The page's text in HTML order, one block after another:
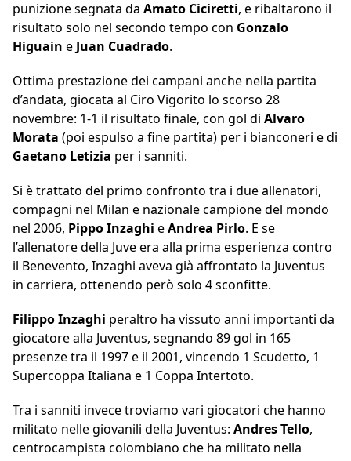
punizione segnata da Amato Ciciretti, e ribaltarono il
risultato solo nel secondo tempo con Gonzalo
Higuain eJuan Cuadrado.
Ottima prestazione dei campani anche nella partita
d’andata, giocata al Ciro Vigorito lo scorso 28
novembre: 1-1 il risultato finale, con gol di Alvaro
Morata (poi espulso a fine partita) per i bianconeri e di
Gaetano Letizia per i sanniti.
Si è trattato del primo confronto tra i due allenatori,
compagni nel Milan e nazionale campione del mondo
nel 2006, Pippo Inzaghi eAndrea Pirlo. E se
l’allenatore della Juve era alla prima esperienza contro
il Benevento, Inzaghi aveva già affrontato la Juventus
in carriera, ottenendo però solo 4 sconfitte.
Filippo Inzaghi peraltro ha vissuto anni importanti da
giocatore alla Juventus, segnando 89 gol in 165
presenze tra il 1997 e il 2001, vincendo 1 Scudetto, 1
Supercoppa Italiana e 1 Coppa Intertoto.
Tra i sanniti invece troviamo vari giocatori che hanno
militato nelle giovanili della Juventus: Andres Tello,
centrocampista colombiano che ha militato nella